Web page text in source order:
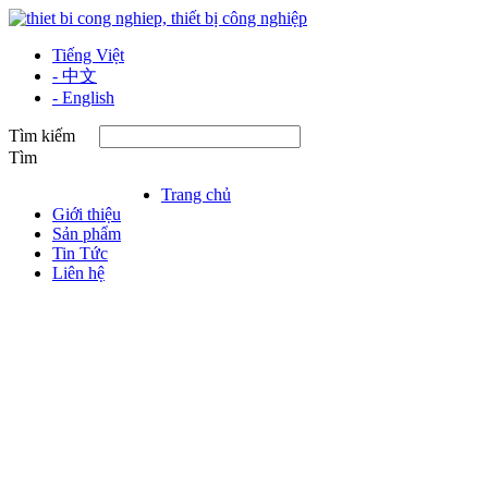
Tiếng Việt
- 中文
- English
Tìm kiếm
Tìm
Trang chủ
Giới thiệu
Sản phẩm
Tin Tức
Liên hệ